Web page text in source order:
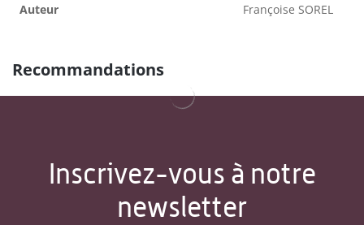
Auteur Françoise SOREL
Recommandations
Inscrivez-vous à notre
newsletter